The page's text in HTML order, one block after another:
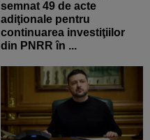
semnat 49 de acte
adiţionale pentru
continuarea investiţiilor
din PNRR în ...